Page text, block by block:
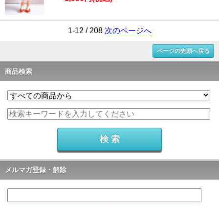
1-12 / 208 次のページへ
ページの先頭へ戻る
商品検索
メルマガ登録・解除